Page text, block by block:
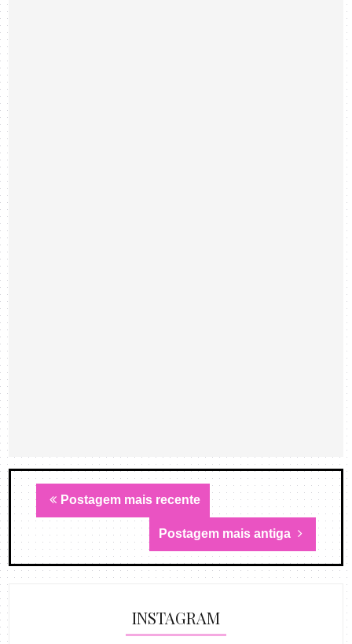
Postagem mais recente
Postagem mais antiga
INSTAGRAM